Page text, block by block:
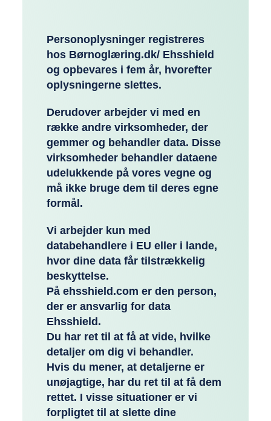
Personoplysninger registreres
hos Børnoglæring.dk/ Ehsshield
og opbevares i fem år, hvorefter
oplysningerne slettes.
Derudover arbejder vi med en
række andre virksomheder, der
gemmer og behandler data. Disse
virksomheder behandler dataene
udelukkende på vores vegne og
må ikke bruge dem til deres egne
formål.
Vi arbejder kun med
databehandlere i EU eller i lande,
hvor dine data får tilstrækkelig
beskyttelse.
På ehsshield.com er den person,
der er ansvarlig for data
Ehsshield.
Du har ret til at få at vide, hvilke
detaljer om dig vi behandler.
Hvis du mener, at detaljerne er
unøjagtige, har du ret til at få dem
rettet. I visse situationer er vi
forpligtet til at slette dine